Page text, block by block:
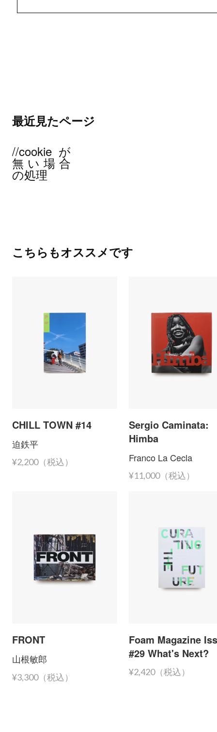
最近見たページ
//cookieが
無い場合
の処理
こちらもオススメです
CHILL TOWN #14
迫鉄平
¥2,200（税込）
Sergio Caminata:
Himba
Franco La Cecla
¥11,000（税込）
FRONT
山根敏郎
¥3,300（税込）
Foam Magazine
#29 What's Next?
¥2,420（税込）